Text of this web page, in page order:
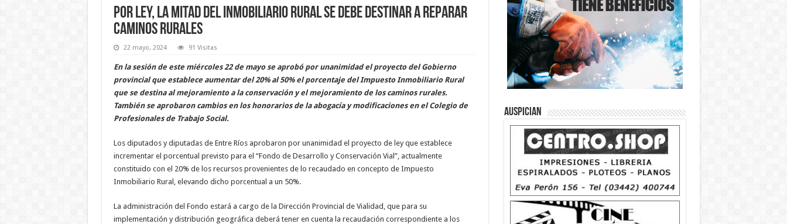
Por ley, la mitad del Inmobiliario Rural se debe destinar a reparar
caminos rurales
22 mayo, 2024 91 Visitas
En la sesión de este miércoles 22 de mayo se aprobó por unanimidad el proyecto del Gobierno
provincial que establece aumentar del 20% al 50% el porcentaje del Impuesto Inmobiliario Rural
que se destina al mejoramiento a la conservación y el mejoramiento de los caminos rurales.
También se aprobaron cambios en los honorarios de la abogacía y modificaciones en el Colegio de
Profesionales de Trabajo Social.
Los diputados y diputadas de Entre Ríos aprobaron por unanimidad el proyecto de ley que establece
incrementar el porcentual previsto para el “Fondo de Desarrollo y Conservación Vial”, actualmente
constituido con el 20% de los recursos provenientes de lo recaudado en concepto de Impuesto
Inmobiliario Rural, elevando dicho porcentual a un 50%.
La administración del Fondo estará a cargo de la Dirección Provincial de Vialidad, que para su
implementación y distribución geográfica deberá tener en cuenta la recaudación correspondiente a los
Auspician